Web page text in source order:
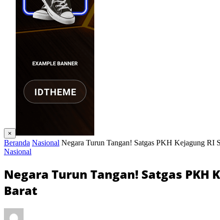
×
Beranda Nasional Negara Turun Tangan! Satgas PKH Kejagung
Nasional
Negara Turun Tangan! Satgas PKH
Barat